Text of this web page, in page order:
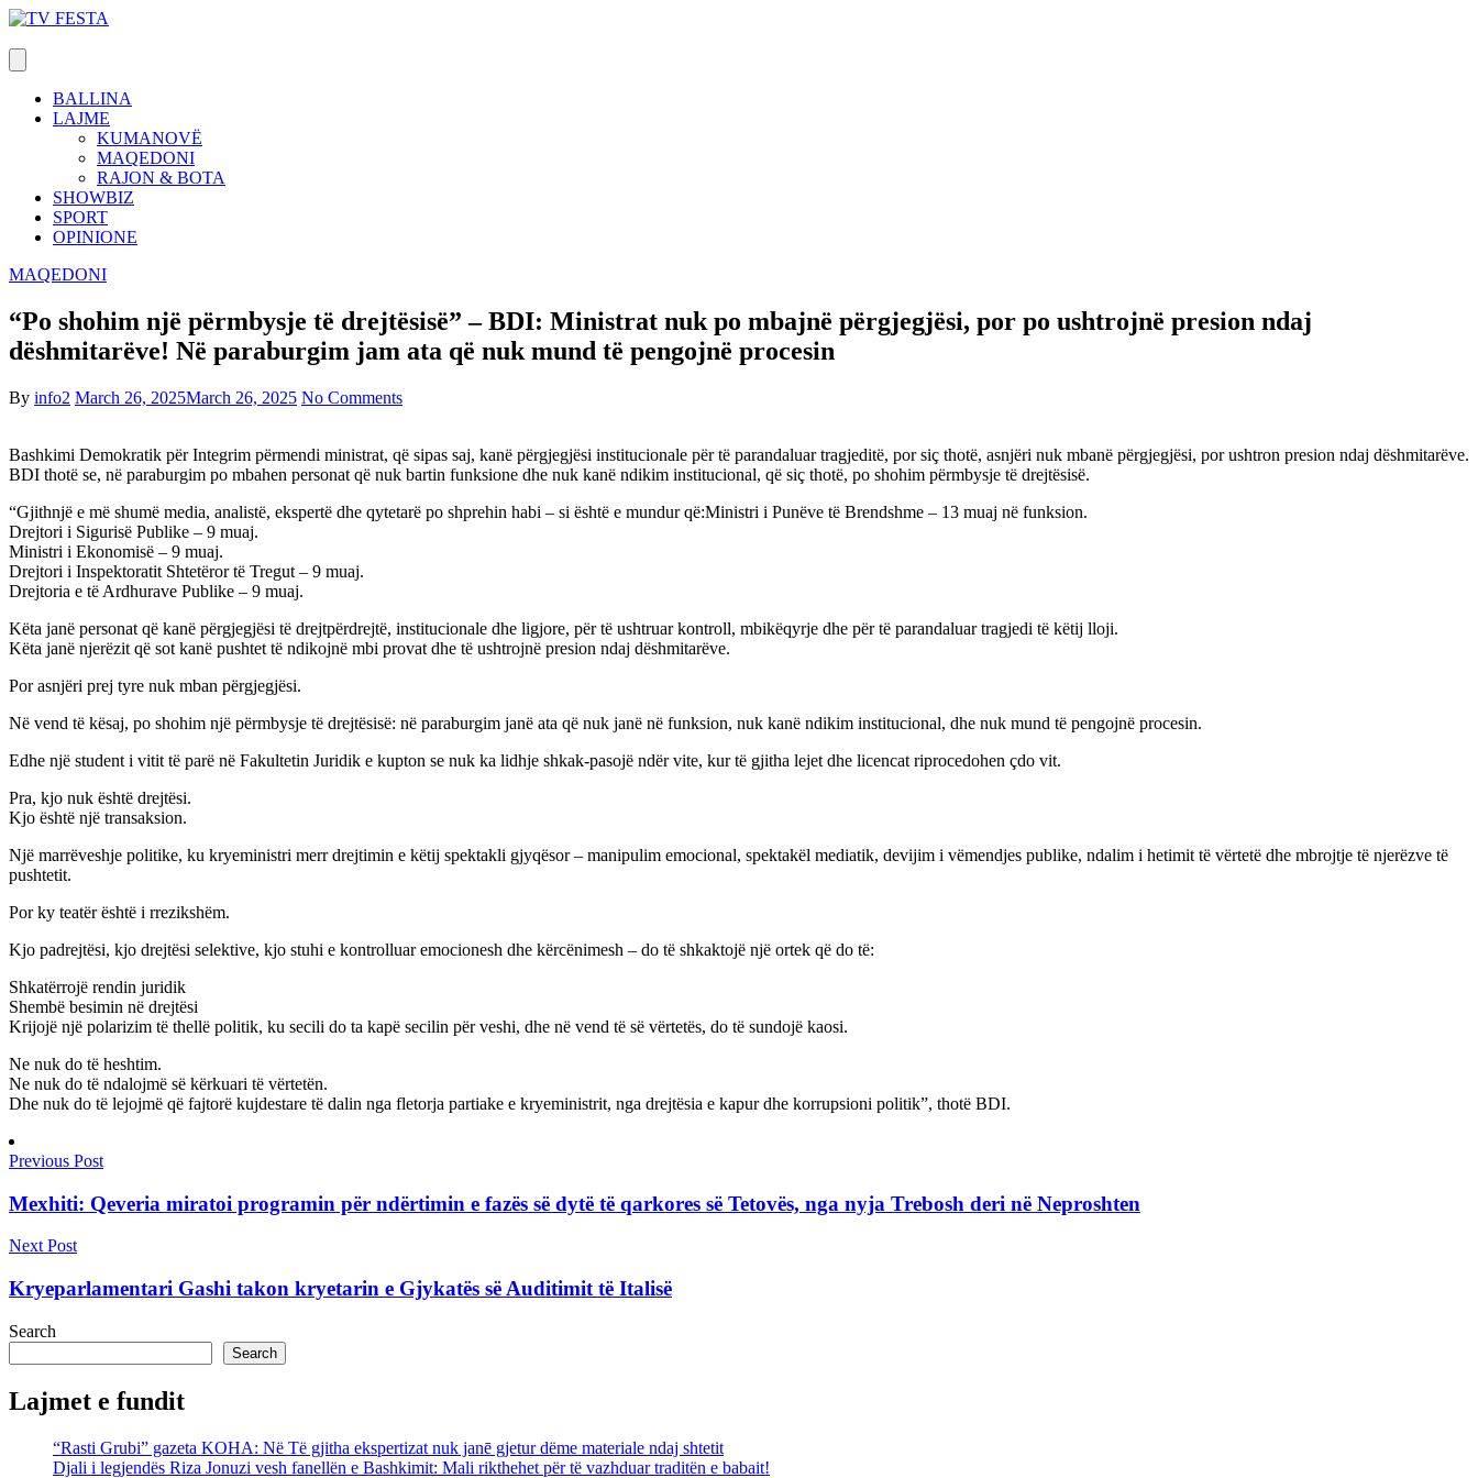
Skip
content
BALLINA
LAJME
KUMANOVË
MAQEDONI
RAJON & BOTA
SHOWBIZ
SPORT
OPINIONE
MAQEDONI
“Po shohim një përmbysje të drejtësisë” – BDI: Ministrat nuk po mbajnë përgjegjësi, por po ushtrojnë presion ndaj
dëshmitarëve! Në paraburgim jam ata që nuk mund të pengojnë procesin
By info2 March 26, 2025March 26, 2025 No Comments
Bashkimi Demokratik për Integrim përmendi ministrat, që sipas saj, kanë përgjegjësi institucionale për të parandaluar tragjeditë, por siç thotë, asnjëri nuk mbanë përgjegjësi, por ushtron presion ndaj dëshmitarëve.
BDI thotë se, në paraburgim po mbahen personat që nuk bartin funksione dhe nuk kanë ndikim institucional, që siç thotë, po shohim përmbysje të drejtësisë.
“Gjithnjë e më shumë media, analistë, ekspertë dhe qytetarë po shprehin habi – si është e mundur që:Ministri i Punëve të Brendshme – 13 muaj në funksion.
Drejtori i Sigurisë Publike – 9 muaj.
Ministri i Ekonomisë – 9 muaj.
Drejtori i Inspektoratit Shtetëror të Tregut – 9 muaj.
Drejtoria e të Ardhurave Publike – 9 muaj.
Këta janë personat që kanë përgjegjësi të drejtpërdrejtë, institucionale dhe ligjore, për të ushtruar kontroll, mbikëqyrje dhe për të parandaluar tragjedi të këtij lloji.
Këta janë njerëzit që sot kanë pushtet të ndikojnë mbi provat dhe të ushtrojnë presion ndaj dëshmitarëve.
Por asnjëri prej tyre nuk mban përgjegjësi.
Në vend të kësaj, po shohim një përmbysje të drejtësisë: në paraburgim janë ata që nuk janë në funksion, nuk kanë ndikim institucional, dhe nuk mund të pengojnë procesin.
Edhe një student i vitit të parë në Fakultetin Juridik e kupton se nuk ka lidhje shkak-pasojë ndër vite, kur të gjitha lejet dhe licencat riprocedohen çdo vit.
Pra, kjo nuk është drejtësi.
Kjo është një transaksion.
Një marrëveshje politike, ku kryeministri merr drejtimin e këtij spektakli gjyqësor – manipulim emocional, spektakël mediatik, devijim i vëmendjes publike, ndalim i hetimit të vërtetë dhe mbrojtje të njerëzve të
pushtetit.
Por ky teatër është i rrezikshëm.
Kjo padrejtësi, kjo drejtësi selektive, kjo stuhi e kontrolluar emocionesh dhe kërcënimesh – do të shkaktojë një ortek që do të:
Shkatërrojë rendin juridik
Shembë besimin në drejtësi
Krijojë një polarizim të thellë politik, ku secili do ta kapë secilin për veshi, dhe në vend të së vërtetës, do të sundojë kaosi.
Ne nuk do të heshtim.
Ne nuk do të ndalojmë së kërkuari të vërtetën.
Dhe nuk do të lejojmë që fajtorë kujdestare të dalin nga fletorja partiake e kryeministrit, nga drejtësia e kapur dhe korrupsioni politik”, thotë BDI.
Previous Post
Mexhiti: Qeveria miratoi programin për ndërtimin e fazës së dytë të qarkores së Tetovës, nga nyja Trebosh deri në Neproshten
Next Post
Kryeparlamentari Gashi takon kryetarin e Gjykatës së Auditimit të Italisë
Search
Search
Lajmet e fundit
“Rasti Grubi” gazeta KOHA: Në Të gjitha ekspertizat nuk janē gjetur dëme materiale ndaj shtetit
Djali i legjendës Riza Jonuzi vesh fanellën e Bashkimit: Mali rikthehet për të vazhduar traditën e babait!